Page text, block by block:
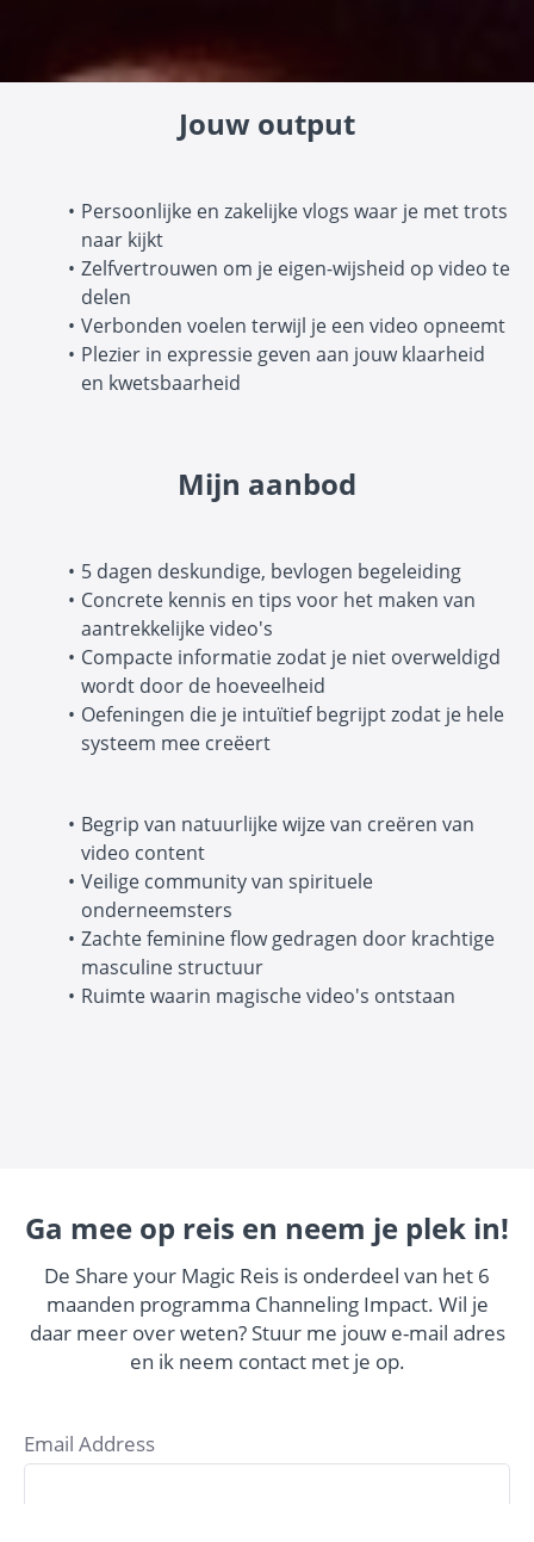
Jouw output
Persoonlijke en zakelijke vlogs waar je met trots
naar kijkt
Zelfvertrouwen om je eigen-wijsheid op video te
delen
Verbonden voelen terwijl je een video opneemt
Plezier in expressie geven aan jouw klaarheid
en kwetsbaarheid
Mijn aanbod
5 dagen deskundige, bevlogen begeleiding
Concrete kennis en tips voor het maken van
aantrekkelijke video's
Compacte informatie zodat je niet overweldigd
wordt door de hoeveelheid
Oefeningen die je intuïtief begrijpt zodat je hele
systeem mee creëert
Begrip van natuurlijke wijze van creëren van
video content
Veilige community van spirituele
onderneemsters
Zachte feminine flow gedragen door krachtige
masculine structuur
Ruimte waarin magische video's ontstaan
Ga mee op reis en neem je plek in!
De Share your Magic Reis is onderdeel van het 6
maanden programma Channeling Impact. Wil je
daar meer over weten? Stuur me jouw e-mail adres
en ik neem contact met je op.
Email Address